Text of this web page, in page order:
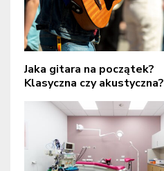
Jaka gitara na początek?
Klasyczna czy akustyczna?